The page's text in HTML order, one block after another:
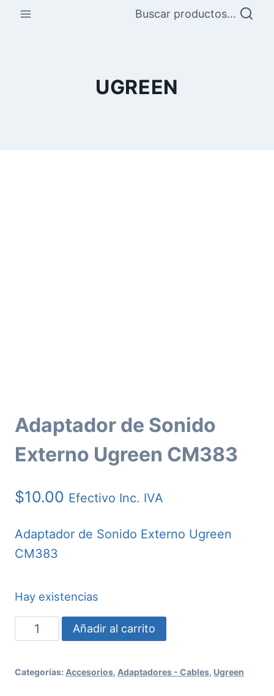
Saltar
Buscar productos...
UGREEN
Adaptador de Sonido
Externo Ugreen CM383
$10.00 Efectivo Inc. IVA
Adaptador de Sonido Externo Ugreen
CM383
Hay existencias
Adaptador
de
Sonido
Añadir al carrito
Categorías: Accesorios, Adaptadores - Cables, Ugreen